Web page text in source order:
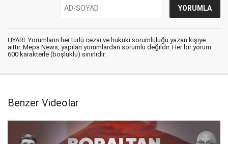
UYARI: Yorumların her türlü cezai ve hukuki sorumluluğu yazan kişiye
aittir. Mepa News, yapılan yorumlardan sorumlu değildir. Her bir yorum
600 karakterle (boşluklu) sınırlıdır.
Benzer Videolar